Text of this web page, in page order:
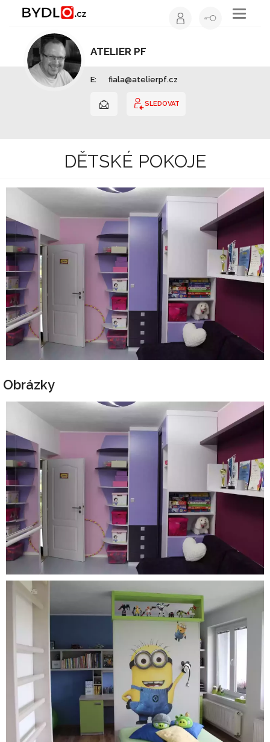
Toggle
ATELIER PF
E: fiala@atelierpf.cz
SLEDOVAT
DĚTSKÉ POKOJE
Obrázky